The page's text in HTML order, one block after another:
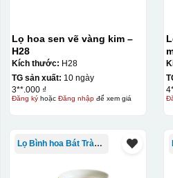
Kiểu in:
In Decal
IN Decal lên GỐM SỨ
700-800 độ CBước 1: Tạo ra
trước khi dán nó lên gốm sứ,
Lọ hoa sen vẽ vàng kim –
H28
Kích thước: H28
TG sản xuất: 10 ngày
3**.000 ₫
Đăng kýhoặc Đăng nhậpđể xem giá
Lọ Bình hoa Bát Tràng in logo